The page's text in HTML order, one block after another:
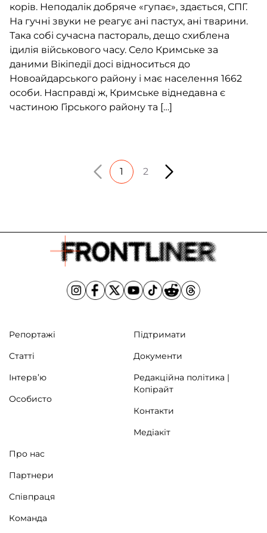
корів. Неподалік добряче «гупає», здається, СПГ.
На гучні звуки не реагує ані пастух, ані тварини.
Така собі сучасна пастораль, дещо схиблена
ідилія військового часу. Село Кримське за
даними Вікіпедії досі відноситься до
Новоайдарського району і має населення 1662
особи. Насправді ж, Кримське віднедавна є
частиною Гірського району та […]
1 2
Репортажі
Статті
Інтерв’ю
Особисто
Підтримати
Документи
Редакційна політика |
Копірайт
Контакти
Медіакіт
Про нас
Партнери
Співпраця
Команда